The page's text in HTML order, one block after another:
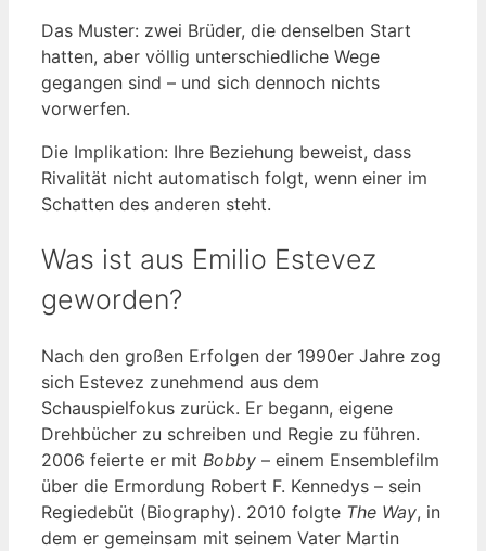
Das Muster: zwei Brüder, die denselben Start
hatten, aber völlig unterschiedliche Wege
gegangen sind – und sich dennoch nichts
vorwerfen.
Die Implikation: Ihre Beziehung beweist, dass
Rivalität nicht automatisch folgt, wenn einer im
Schatten des anderen steht.
Was ist aus Emilio Estevez
geworden?
Nach den großen Erfolgen der 1990er Jahre zog
sich Estevez zunehmend aus dem
Schauspielfokus zurück. Er begann, eigene
Drehbücher zu schreiben und Regie zu führen.
2006 feierte er mit Bobby – einem Ensemblefilm
über die Ermordung Robert F. Kennedys – sein
Regiedebüt (Biography). 2010 folgte The Way, in
dem er gemeinsam mit seinem Vater Martin